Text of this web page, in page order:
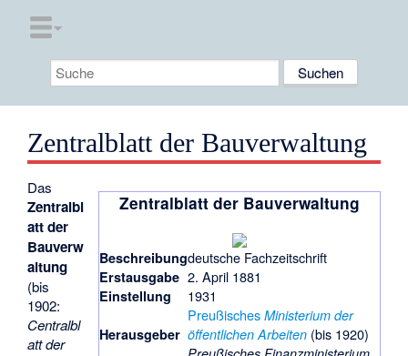
Zentralblatt der Bauverwaltung
Zentralblatt der Bauverwaltung
Beschreibungdeutsche Fachzeitschrift
Erstausgabe 2. April 1881
Einstellung 1931
Herausgeber
Preußisches Ministerium der
öffentlichen Arbeiten(bis 1920)
Das
Zentralbl
att der
Bauverw
altung
(bis
1902:
Centralbl
att der